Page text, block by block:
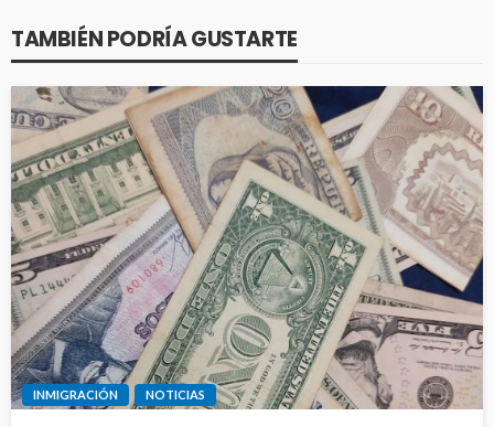
TAMBIÉN PODRÍA GUSTARTE
INMIGRACIÓN NOTICIAS